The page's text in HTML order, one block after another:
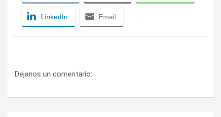
LinkedIn Email
Dejanos un comentario: